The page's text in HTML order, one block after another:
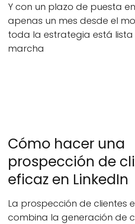
Y con un plazo de puesta
apenas un mes desde el
toda la estrategia está
marcha
Cómo hacer una
prospección de
eficaz en LinkedIn
La prospección de clientes
combina la generación de